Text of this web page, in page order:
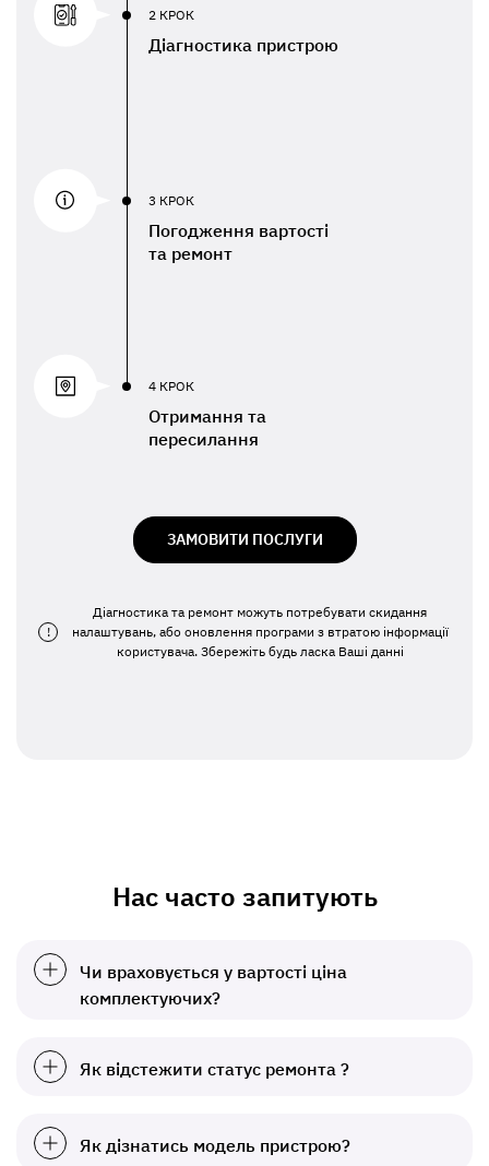
2 КРОК
Діагностика пристрою
3 КРОК
Погодження вартості
та ремонт
4 КРОК
Отримання та
пересилання
ЗАМОВИТИ ПОСЛУГИ
!
Діагностика та ремонт можуть потребувати скидання
налаштувань, або оновлення програми з втратою інформації
користувача. Збережіть будь ласка Ваші данні
Нас часто запитують
Чи враховується у вартості ціна
комплектуючих?
Як відстежити статус ремонта ?
Як дізнатись модель пристрою?